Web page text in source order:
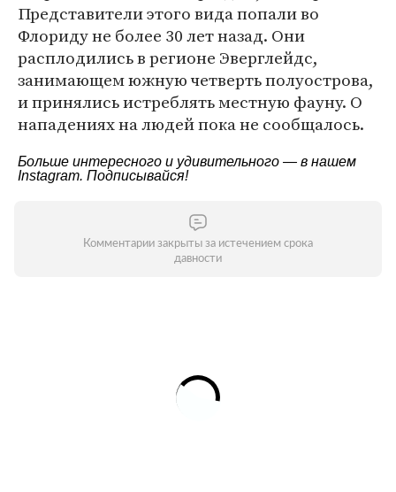
Представители этого вида попали во
Флориду не более 30 лет назад. Они
расплодились в регионе Эверглейдс,
занимающем южную четверть полуострова,
и принялись истреблять местную фауну. О
нападениях на людей пока не сообщалось.
Больше интересного и удивительного — в нашем
Instagram. Подписывайся!
Комментарии закрыты за истечением срока
давности